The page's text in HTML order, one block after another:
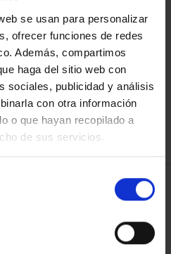
se usan para personalizar
ofrecer funciones de redes
Además, compartimos
haga del sitio web con
sociales, publicidad y análisis
con otra información
o que hayan recopilado a
de sus servicios.